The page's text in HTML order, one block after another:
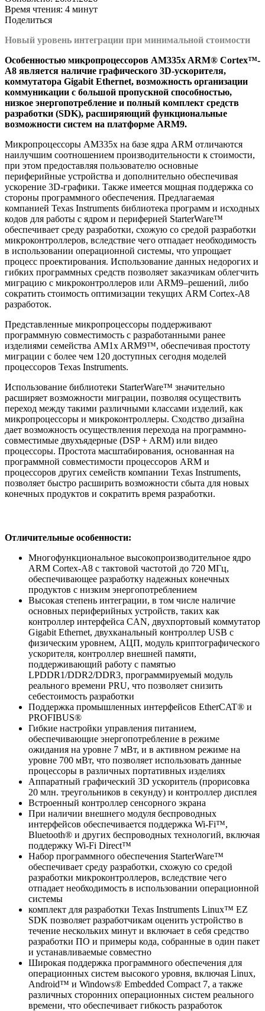
Время чтения: 4 минут
Поделиться
Новый уровень интеграции при минимальной стоимости
Особенностью микропроцессоров AM335x ARM® Cortex™-
A8 является наличие графического 3D-ускорителя,
коммутатора Gigabit Ethernet, возможность организации
коммуникации с большой пропускной способностью,
низкое энергопотребление и полный комплект средств
разработки (SDK), расширяющий функциональные
возможности систем на платформе ARM9.
Микропроцессоры AM335x на базе ядра ARM отличаются
наилучшим соотношением производительности к стоимости,
при этом предоставляя пользователю основные
периферийные устройства и дополнительно обеспечивая
ускорение 3D-графики. Также имеется мощная поддержка со
стороны программного обеспечения. Предлагаемая
компанией Texas Instruments библиотека программ и исходных
кодов для работы с ядром и периферией StarterWare™
обеспечивает среду разработки, схожую со средой разработки
микроконтроллеров, вследствие чего отпадает необходимость
в использовании операционной системы, что упрощает
процесс проектирования. Использование данных недорогих и
гибких программных средств позволяет заказчикам облегчить
миграцию с микроконтроллеров или ARM9–решений, либо
сократить стоимость оптимизации текущих ARM Cortex-A8
разработок.
Представленные микропроцессоры поддерживают
программную совместимость с разработанными ранее
изделиями семейства AM1x ARM9™, обеспечивая простоту
миграции с более чем 120 доступных сегодня моделей
процессоров Texas Instruments.
Использование библиотеки StarterWare™ значительно
расширяет возможности миграции, позволяя осуществить
переход между такими различными классами изделий, как
микропроцессоры и микроконтроллеры. Сходство дизайна
дает возможность осуществления перехода на программно-
совместимые двухъядерные (DSP + ARM) или видео
процессоры. Простота масштабирования, основанная на
программной совместимости процессоров ARM и
процессоров других семейств компании Texas Instruments,
позволяет быстро расширить возможности сбыта для новых
конечных продуктов и сократить время разработки.
Отличительные особенности:
Многофункциональное высокопроизводительное ядро
ARM Cortex-A8 с тактовой частотой до 720 МГц,
обеспечивающее разработку надежных конечных
продуктов с низким энергопотреблением
Высокая степень интеграции, в том числе наличие
основных периферийных устройств, таких как
контроллер интерфейса CAN, двухпортовый коммутатор
Gigabit Ethernet, двухканальный контроллер USB с
физическим уровнем, АЦП, модуль криптографического
ускорителя, контроллер внешней памяти,
поддерживающий работу с памятью
LPDDR1/DDR2/DDR3, программируемый модуль
реального времени PRU, что позволяет снизить
себестоимость разработки
Поддержка промышленных интерфейсов EtherCAT® и
PROFIBUS®
Гибкие настройки управления питанием,
обеспечивающие энергопотребление в режиме
ожидания на уровне 7 мВт, и в активном режиме на
уровне 700 мВт, что позволяет использовать данные
процессоры в различных портативных изделиях
Аппаратный графический 3D ускоритель (прорисовка
20 млн. треугольников в секунду) и контроллер дисплея
Встроенный контроллер сенсорного экрана
При наличии внешнего модуля беспроводных
интерфейсов обеспечивается поддержка Wi-Fi™,
Bluetooth® и других беспроводных технологий, включая
поддержку Wi-Fi Direct™
Набор программного обеспечения StarterWare™
обеспечивает среду разработки, схожую со средой
разработки микроконтроллеров, вследствие чего
отпадает необходимость в использовании операционной
системы
комплект для разработки Texas Instruments Linux™ EZ
SDK позволяет разработчикам оценить устройство в
течение нескольких минут и включает в себя средство
разработки ПО и примеры кода, собранные в один пакет
и устанавливаемые совместно
Широкая поддержка программного обеспечения для
операционных систем высокого уровня, включая Linux,
Android™ и Windows® Embedded Compact 7, а также
различных сторонних операционных систем реального
времени, что обеспечивает гибкость разработок